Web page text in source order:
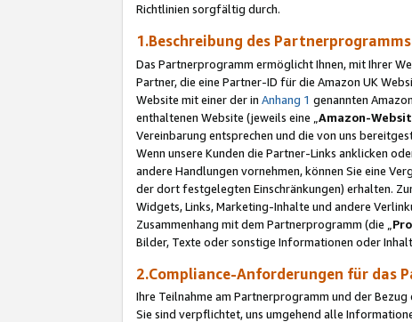
Richtlinien sorgfältig durch.
1.Beschreibung des Partnerprogramms
Das Partnerprogramm ermöglicht Ihnen, mit Ihrer
Partner, die eine Partner-ID für die Amazon UK
Website mit einer der in Anhang 1 genannten
enthaltenen Website (jeweils eine „ Amazon-
Vereinbarung entsprechen und die von uns
Wenn unsere Kunden die Partner-Links anklicken
andere Handlungen vornehmen, können Sie eine
der dort festgelegten Einschränkungen) erhalten.
Widgets, Links, Marketing-Inhalte und andere
Zusammenhang mit dem Partnerprogramm (die „
Bilder, Texte oder sonstige Informationen oder
2.Compliance-Anforderungen für das
Ihre Teilnahme am Partnerprogramm und der
Sie sind verpflichtet, uns umgehend alle